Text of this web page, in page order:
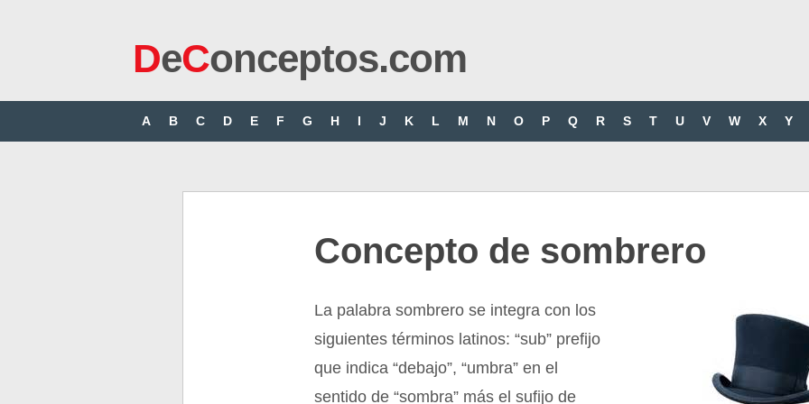
DeConceptos.com
A B C D E F G H I J K L M N O P Q R S T U V W X Y
Concepto de sombrero
La palabra sombrero se integra con los
siguientes términos latinos: “sub” prefijo
que indica “debajo”, “umbra” en el
sentido de “sombra” más el sufijo de